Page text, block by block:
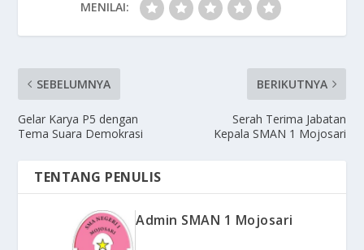
MENILAI:
SEBELUMNYA
Gelar Karya P5 dengan
Tema Suara Demokrasi
BERIKUTNYA
Serah Terima Jabatan
Kepala SMAN 1 Mojosari
TENTANG PENULIS
Admin SMAN 1 Mojosari